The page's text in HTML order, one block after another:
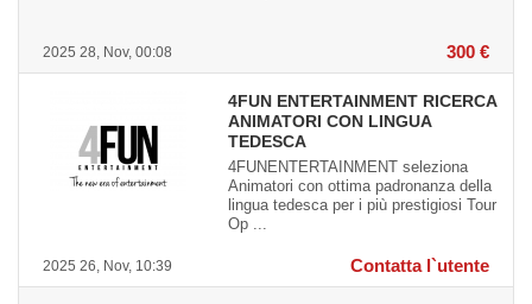
2025 28, Nov, 00:08 300 €
2025 26, Nov, 10:39
4FUN ENTERTAINMENT RICERCA
ANIMATORI CON LINGUA
TEDESCA
4FUNENTERTAINMENT seleziona
Animatori con ottima padronanza della
lingua tedesca per i più prestigiosi Tour
Op ...
Contatta l`utente